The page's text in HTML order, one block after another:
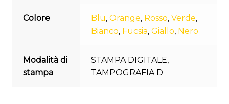
Colore Blu,Orange, Rosso,Verde,
Bianco, Fucsia,Giallo, Nero
Modalità di
stampa
STAMPA DIGITALE,
TAMPOGRAFIA D